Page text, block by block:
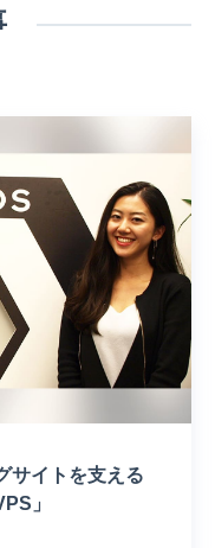
サイトを支える
」